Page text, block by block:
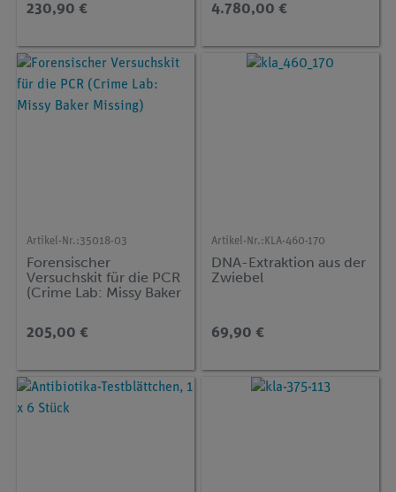
230,90 € 4.780,00 €
Artikel-Nr.:35018-03
Forensischer
Versuchskit für die PCR
(Crime Lab: Missy Baker
205,00 €
Artikel-Nr.: KLA-460-170
DNA-Extraktion aus der
Zwiebel
69,90 €